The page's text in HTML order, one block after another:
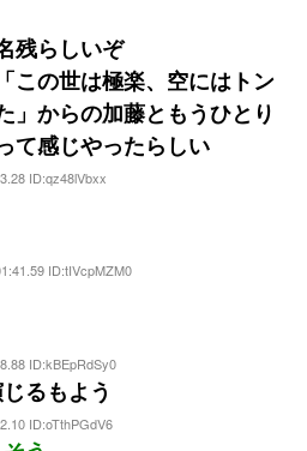
残らしいぞ
この世は極楽、空にはトン
」からの加藤ともうひとり
て感じやったらしい
ID:qz48lVbxx
ID:tIVcpMZM0
ID:kBEpRdSy0
るもよう
ID:oTthPGdV6